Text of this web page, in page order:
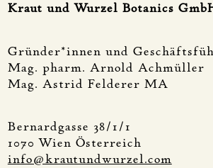
Kraut und Wurzel Botanics
Gründer*innen und
Mag. pharm. Arnold Achmüller
Mag. Astrid Felderer MA
Bernardgasse 38/1/1
1070 Wien Österreich
info@krautundwurzel.com